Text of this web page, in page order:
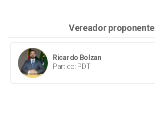
Vereador proponente
Ricardo Bolzan
Partido: PDT